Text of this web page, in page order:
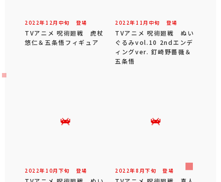
2022年 12 月 中旬 登場
TVアニメ 呪術廻戦 虎杖
悠仁＆五条悟フィギュア
2022年 11 月 中旬 登場
TVアニメ 呪術廻戦 ぬい
ぐるみvol.10 2ndエンデ
ィングver. 釘崎野薔薇＆
五条悟
2022年 10月 下旬 登場 2022年8 月下旬 登場